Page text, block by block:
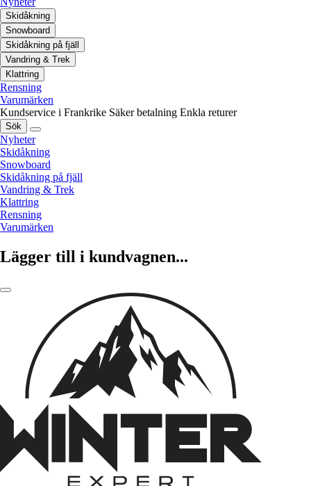
Skidåkning
Snowboard
Skidåkning på fjäll
Vandring & Trek
Klattring
Rensning
Varumärken
Kundservice i Frankrike Säker betalning Enkla returer
Sök
Nyheter
Skidåkning
Snowboard
Skidåkning på fjäll
Vandring & Trek
Klattring
Rensning
Varumärken
Lägger till i kundvagnen...